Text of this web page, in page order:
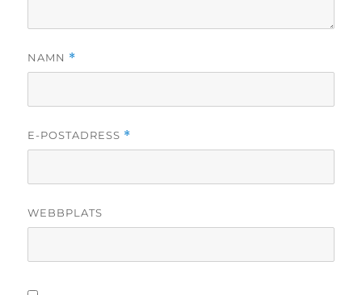
NAMN *
E-POSTADRESS *
WEBBPLATS